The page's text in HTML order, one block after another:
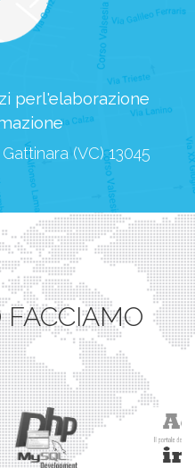
perl'elaborazione
(VC) 13045